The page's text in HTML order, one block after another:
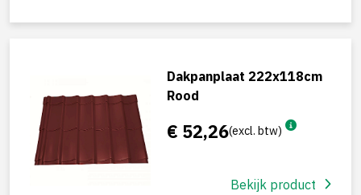
Dakpanplaat 222x118cm
Rood
€ 52,26(excl. btw)
Bekijk product